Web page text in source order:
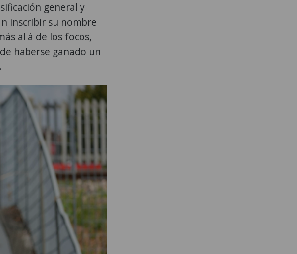
general y
inscribir su nombre
allá de los focos,
haberse ganado un